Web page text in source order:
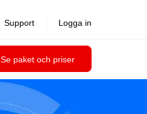
Se paket och priser
Support Logga in